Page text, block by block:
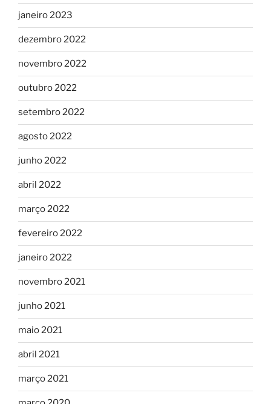
janeiro 2023
dezembro 2022
novembro 2022
outubro 2022
setembro 2022
agosto 2022
junho 2022
abril 2022
março 2022
fevereiro 2022
janeiro 2022
novembro 2021
junho 2021
maio 2021
abril 2021
março 2021